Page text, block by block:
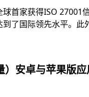
首家获得ISO
了国际领先水平。
安卓与苹果版